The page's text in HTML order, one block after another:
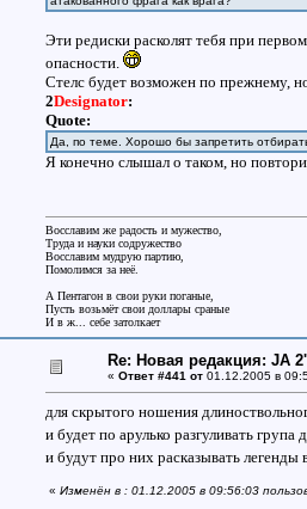
Эти редиски расколят тебя при
опасности.
Стелс будет возможен по прежнему,
2Designator:
Quote:
Да, по теме. Хорошо бы запретить
Я конечно слышал о таком, но
Восславим же радость и мужество,
Труда и науки содружество
Восславим мудрую партию,
Помолимся за неё.
А Пентагон в свои руки поганые,
Пусть возьмёт свои доллары сраные
И в ж... себе затолкает
Re: Новая редакция: JA
« Ответ #441 от01.12.2005 в
для скрытого ношения
и будет по арулько разгуливать група
и будут про них расказывать
« Изменён в : 01.12.2005 в 09:56:03